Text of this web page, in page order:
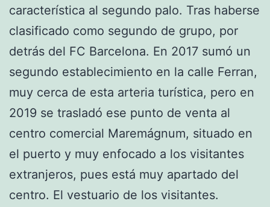
característica al segundo palo. Tras haberse
clasificado como segundo de grupo, por
detrás del FC Barcelona. En 2017 sumó un
segundo establecimiento en la calle Ferran,
muy cerca de esta arteria turística, pero en
2019 se trasladó ese punto de venta al
centro comercial Maremágnum, situado en
el puerto y muy enfocado a los visitantes
extranjeros, pues está muy apartado del
centro. El vestuario de los visitantes.